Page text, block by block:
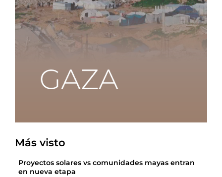
Más visto
Proyectos solares vs comunidades mayas entran
en nueva etapa